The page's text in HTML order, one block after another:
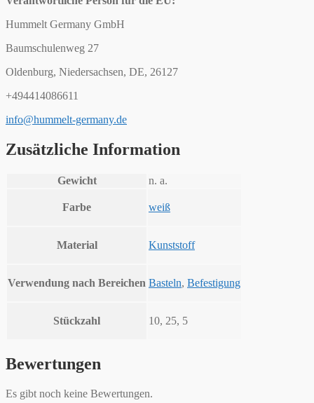
Hummelt Germany GmbH
Baumschulenweg 27
Oldenburg, Niedersachsen, DE, 26127
+494414086611
info@hummelt-germany.de
Zusätzliche Information
Gewicht n. a.
Farbe weiß
Material Kunststoff
Verwendung nach Bereichen Basteln, Befestigung
Stückzahl 10, 25, 5
Bewertungen
Es gibt noch keine Bewertungen.